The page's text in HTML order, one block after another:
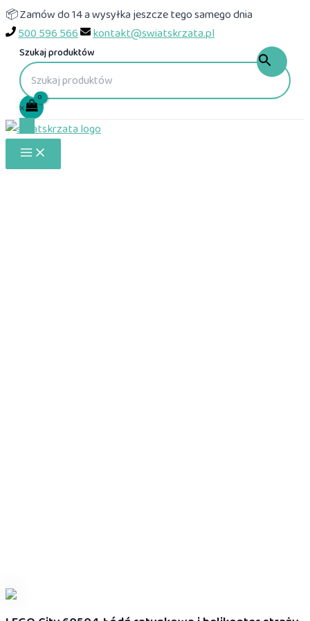
Przejdź
do
treści
📦 Zamów do 14 a wysyłka jeszcze tego samego dnia
500 596 566
kontakt@swiatskrzata.pl
Szukaj produktów
×
Main
Menu